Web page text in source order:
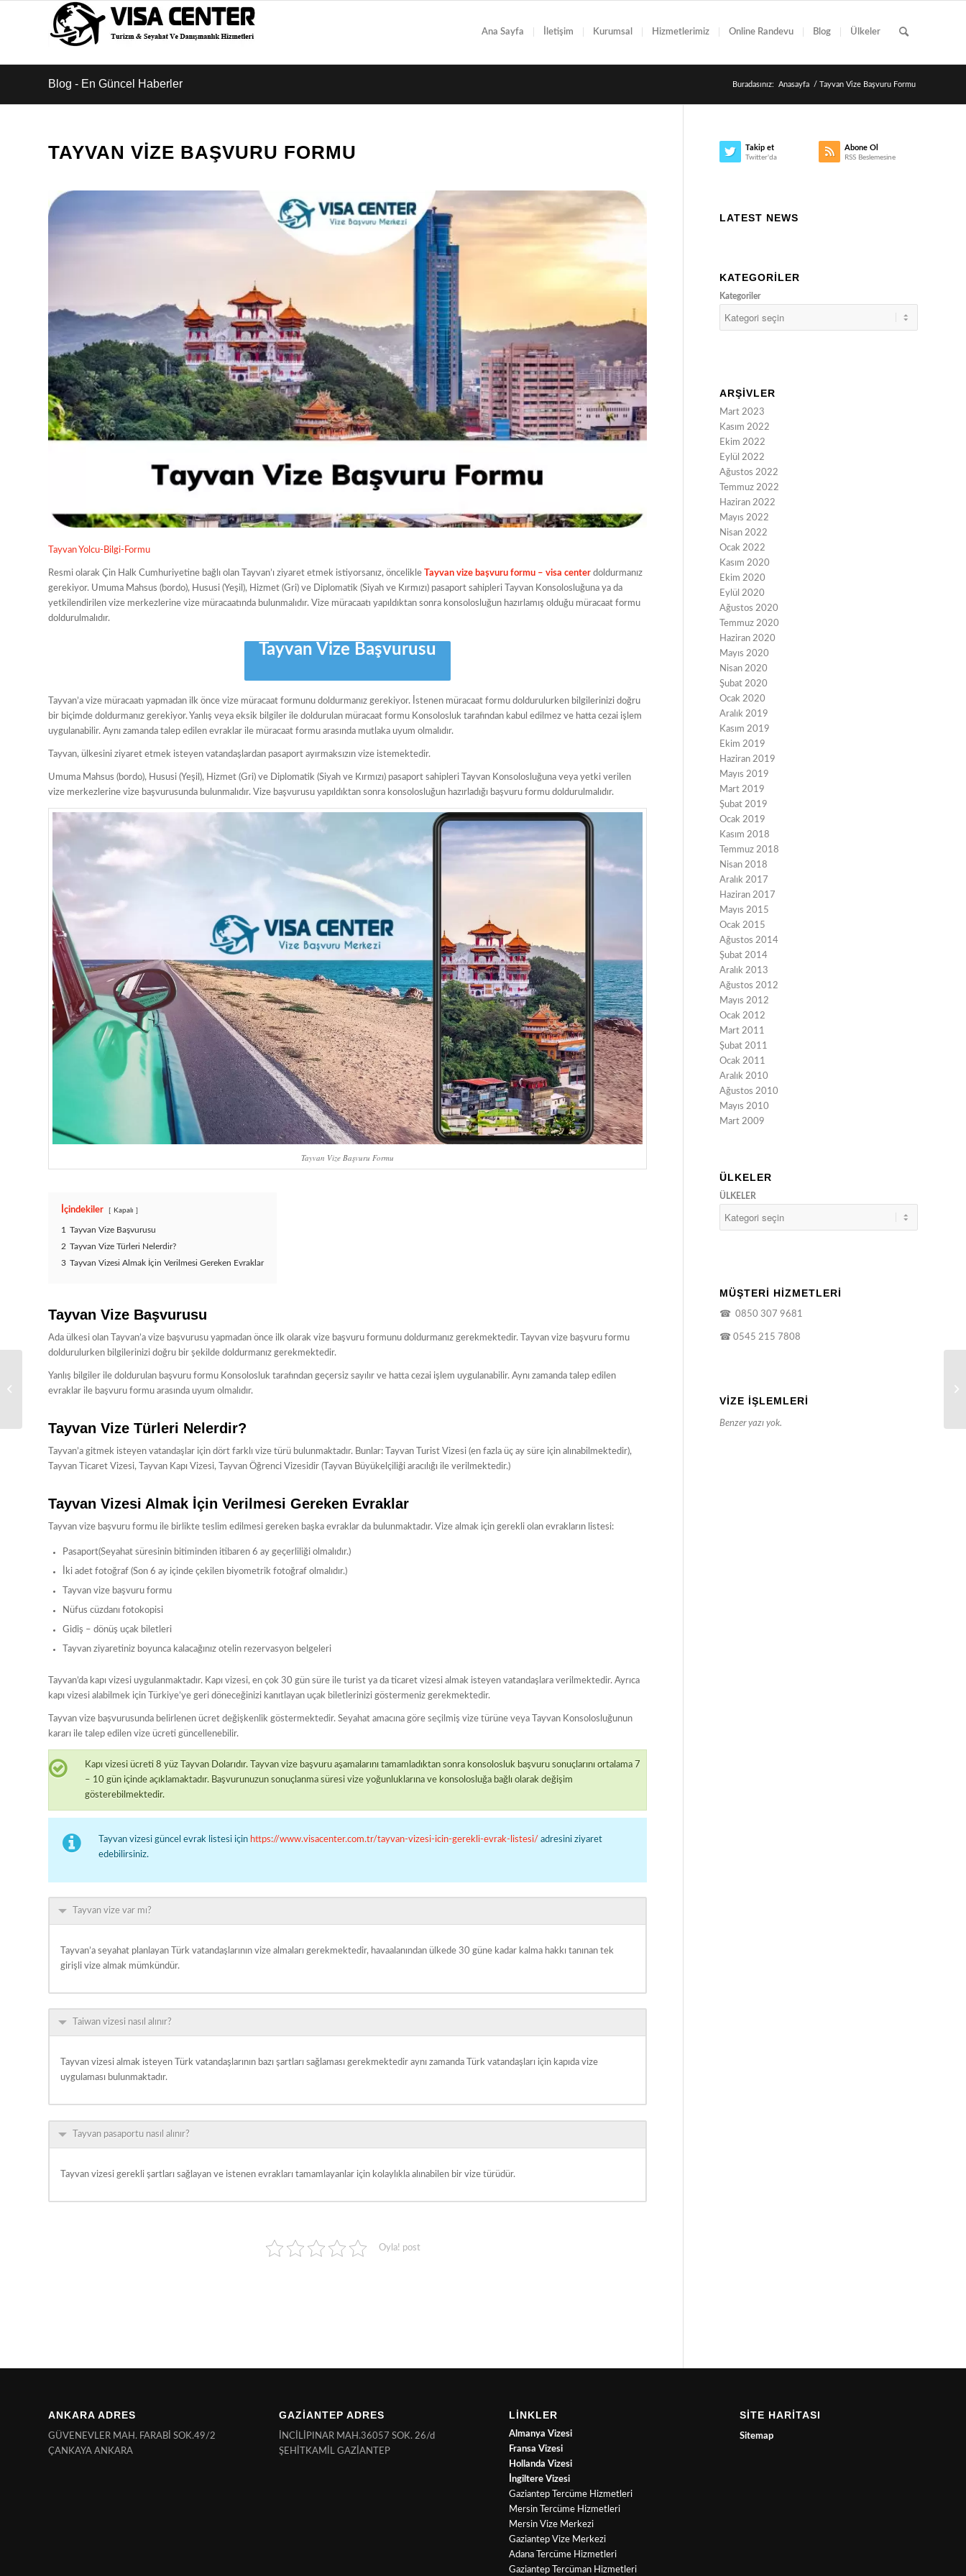
Ana Sayfa İletişim Kurumsal Hizmetlerimiz Online Randevu Blog Ülkeler
Blog - En Güncel Haberler Buradasınız: Anasayfa / Tayvan Vize Başvuru Formu
TAYVAN VIZE BAŞVURU FORMU
Tayvan Yolcu-Bilgi-Formu
Resmi olarak Çin Halk Cumhuriyetine bağlı olan Tayvan’ı ziyaret etmek istiyorsanız, öncelikle Tayvan vize başvuru formu – visa center doldurmanız
gerekiyor. Umuma Mahsus (bordo), Hususi (Yeşil), Hizmet (Gri) ve Diplomatik (Siyah ve Kırmızı) pasaport sahipleri Tayvan Konsolosluğuna ya da
yetkilendirilen vize merkezlerine vize müracaatında bulunmalıdır. Vize müracaatı yapıldıktan sonra konsolosluğun hazırlamış olduğu müracaat formu
doldurulmalıdır.
Tayvan Vize Başvurusu
Tayvan’a vize müracaatı yapmadan ilk önce vize müracaat formunu doldurmanız gerekiyor. İstenen müracaat formu doldurulurken bilgilerinizi doğru
bir biçimde doldurmanız gerekiyor. Yanlış veya eksik bilgiler ile doldurulan müracaat formu Konsolosluk tarafından kabul edilmez ve hatta cezai işlem
uygulanabilir. Aynı zamanda talep edilen evraklar ile müracaat formu arasında mutlaka uyum olmalıdır.
Tayvan, ülkesini ziyaret etmek isteyen vatandaşlardan pasaport ayırmaksızın vize istemektedir.
Umuma Mahsus (bordo), Hususi (Yeşil), Hizmet (Gri) ve Diplomatik (Siyah ve Kırmızı) pasaport sahipleri Tayvan Konsolosluğuna veya yetki verilen
vize merkezlerine vize başvurusunda bulunmalıdır. Vize başvurusu yapıldıktan sonra konsolosluğun hazırladığı başvuru formu doldurulmalıdır.
Tayvan Vize Başvuru Formu
İçindekiler Kapalı
1 Tayvan Vize Başvurusu
2 Tayvan Vize Türleri Nelerdir?
3 Tayvan Vizesi Almak İçin Verilmesi Gereken Evraklar
Tayvan Vize Başvurusu
Ada ülkesi olan Tayvan’a vize başvurusu yapmadan önce ilk olarak vize başvuru formunu doldurmanız gerekmektedir. Tayvan vize başvuru formu
doldurulurken bilgilerinizi doğru bir şekilde doldurmanız gerekmektedir.
Yanlış bilgiler ile doldurulan başvuru formu Konsolosluk tarafından geçersiz sayılır ve hatta cezai işlem uygulanabilir. Aynı zamanda talep edilen
evraklar ile başvuru formu arasında uyum olmalıdır.
Tayvan Vize Türleri Nelerdir?
Tayvan’a gitmek isteyen vatandaşlar için dört farklı vize türü bulunmaktadır. Bunlar: Tayvan Turist Vizesi (en fazla üç ay süre için alınabilmektedir),
Tayvan Ticaret Vizesi, Tayvan Kapı Vizesi, Tayvan Öğrenci Vizesidir (Tayvan Büyükelçiliği aracılığı ile verilmektedir.)
Tayvan Vizesi Almak İçin Verilmesi Gereken Evraklar
Tayvan vize başvuru formu ile birlikte teslim edilmesi gereken başka evraklar da bulunmaktadır. Vize almak için gerekli olan evrakların listesi:
Pasaport(Seyahat süresinin bitiminden itibaren 6 ay geçerliliği olmalıdır.)
İki adet fotoğraf (Son 6 ay içinde çekilen biyometrik fotoğraf olmalıdır.)
Tayvan vize başvuru formu
Nüfus cüzdanı fotokopisi
Gidiş – dönüş uçak biletleri
Tayvan ziyaretiniz boyunca kalacağınız otelin rezervasyon belgeleri
Tayvan’da kapı vizesi uygulanmaktadır. Kapı vizesi, en çok 30 gün süre ile turist ya da ticaret vizesi almak isteyen vatandaşlara verilmektedir. Ayrıca
kapı vizesi alabilmek için Türkiye’ye geri döneceğinizi kanıtlayan uçak biletlerinizi göstermeniz gerekmektedir.
Tayvan vize başvurusunda belirlenen ücret değişkenlik göstermektedir. Seyahat amacına göre seçilmiş vize türüne veya Tayvan Konsolosluğunun
kararı ile talep edilen vize ücreti güncellenebilir.
Kapı vizesi ücreti 8 yüz Tayvan Dolarıdır. Tayvan vize başvuru aşamalarını tamamladıktan sonra konsolosluk başvuru sonuçlarını ortalama 7
– 10 gün içinde açıklamaktadır. Başvurunuzun sonuçlanma süresi vize yoğunluklarına ve konsolosluğa bağlı olarak değişim
gösterebilmektedir.
Tayvan vizesi güncel evrak listesi için https://www.visacenter.com.tr/tayvan-vizesi-icin-gerekli-evrak-listesi/ adresini ziyaret
edebilirsiniz.
Tayvan vize var mı?
Tayvan’a seyahat planlayan Türk vatandaşlarının vize almaları gerekmektedir, havaalanından ülkede 30 güne kadar kalma hakkı tanınan tek
girişli vize almak mümkündür.
Taiwan vizesi nasıl alınır?
Tayvan vizesi almak isteyen Türk vatandaşlarının bazı şartları sağlaması gerekmektedir aynı zamanda Türk vatandaşları için kapıda vize
uygulaması bulunmaktadır.
Tayvan pasaportu nasıl alınır?
Tayvan vizesi gerekli şartları sağlayan ve istenen evrakları tamamlayanlar için kolaylıkla alınabilen bir vize türüdür.
Oyla! post
Takip et
Twitter'da
Abone Ol
RSS Beslemesine
LATEST NEWS
KATEGORILER
Kategoriler
ARŞIVLER
Mart 2023
Kasım 2022
Ekim 2022
Eylül 2022
Ağustos 2022
Temmuz 2022
Haziran 2022
Mayıs 2022
Nisan 2022
Ocak 2022
Kasım 2020
Ekim 2020
Eylül 2020
Ağustos 2020
Temmuz 2020
Haziran 2020
Mayıs 2020
Nisan 2020
Şubat 2020
Ocak 2020
Aralık 2019
Kasım 2019
Ekim 2019
Haziran 2019
Mayıs 2019
Mart 2019
Şubat 2019
Ocak 2019
Kasım 2018
Temmuz 2018
Nisan 2018
Aralık 2017
Haziran 2017
Mayıs 2015
Ocak 2015
Ağustos 2014
Şubat 2014
Aralık 2013
Ağustos 2012
Mayıs 2012
Ocak 2012
Mart 2011
Şubat 2011
Ocak 2011
Aralık 2010
Ağustos 2010
Mayıs 2010
Mart 2009
ÜLKELER
ÜLKELER
MÜŞTERİ HİZMETLERİ
☎ 0850 307 9681
☎ 0545 215 7808
VIZE İŞLEMLERI
Benzer yazı yok.
ANKARA ADRES
GÜVENEVLER MAH. FARABİ SOK.49/2
ÇANKAYA ANKARA
GAZİANTEP ADRES
İNCİLİPINAR MAH.36057 SOK. 26/d
ŞEHİTKAMİL GAZİANTEP
LİNKLER
Almanya Vizesi
Fransa Vizesi
Hollanda Vizesi
İngiltere Vizesi
Gaziantep Tercüme Hizmetleri
Mersin Tercüme Hizmetleri
Mersin Vize Merkezi
Gaziantep Vize Merkezi
Adana Tercüme Hizmetleri
Gaziantep Tercüman Hizmetleri
SİTE HARİTASI
Sitemap
İzlanda Vize Başvuru
Formu